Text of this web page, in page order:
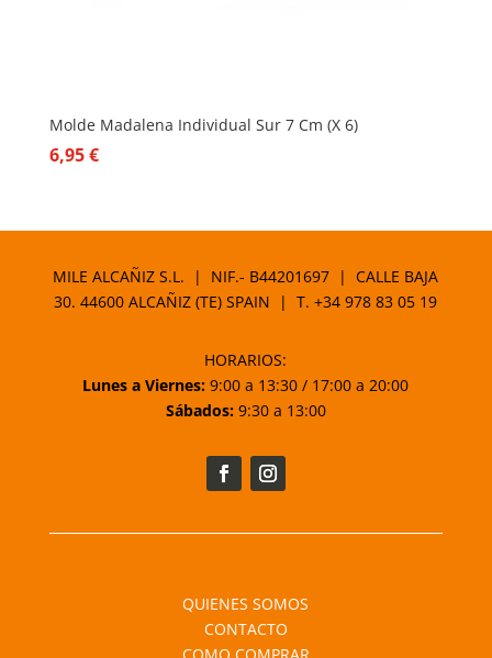
Molde Madalena Individual Sur 7 Cm (X 6)
6,95€
MILE ALCAÑIZ S.L. | NIF.- B44201697 | CALLE BAJA
30. 44600 ALCAÑIZ (TE) SPAIN | T.+34 978 83 05 19
HORARIOS:
Lunes a Viernes: 9:00 a 13:30 / 17:00 a 20:00
Sábados:9:30 a 13:00
QUIENES SOMOS
CONTACTO